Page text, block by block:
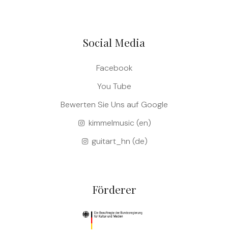
Social Media
Facebook
You Tube
Bewerten Sie Uns auf Google
kimmelmusic (en)
guitart_hn (de)
Förderer